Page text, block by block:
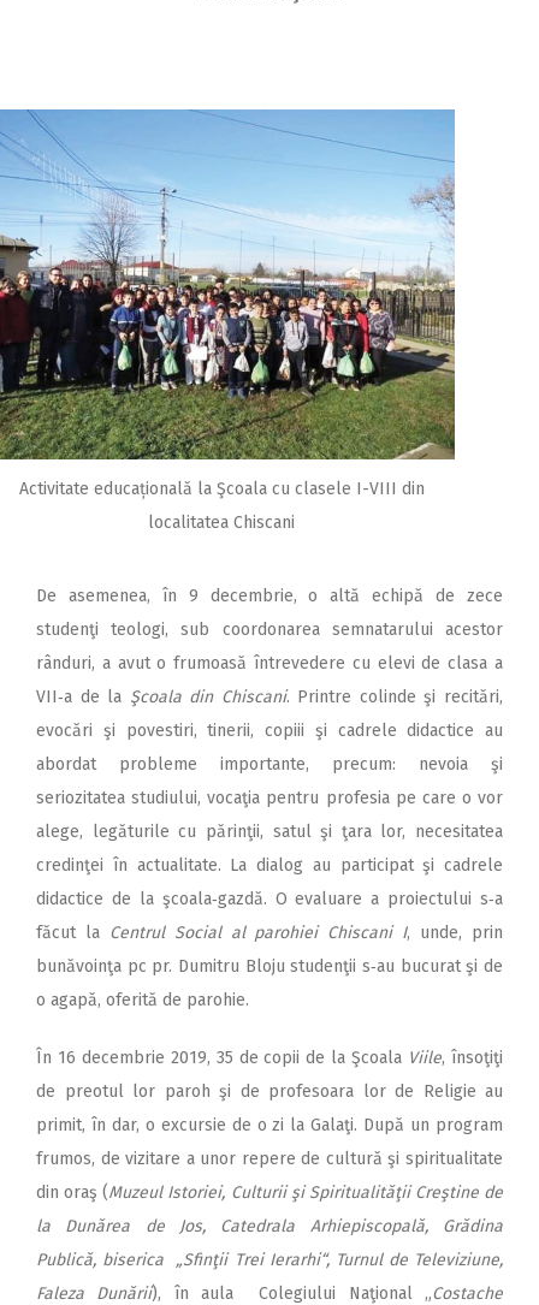
Activitate educațională la Şcoala cu clasele I-VIII din
localitatea Chiscani
De asemenea, în 9 decembrie, o altă echipă de zece
studenţi teologi, sub coordonarea semnatarului acestor
rânduri, a avut o frumoasă întrevedere cu elevi de clasa a
VII‑a de la Şcoala din Chiscani. Printre colinde şi recitări,
evocări şi povestiri, tinerii, copiii şi cadrele didactice au
abordat probleme importante, precum: nevoia şi
seriozitatea studiului, vocaţia pentru profesia pe care o vor
alege, legăturile cu părinţii, satul şi ţara lor, necesitatea
credinţei în actualitate. La dialog au participat şi cadrele
didactice de la şcoala‑gazdă. O evaluare a proiectului s‑a
făcut la Centrul Social al parohiei Chiscani I, unde, prin
bunăvoinţa pc pr. Dumitru Bloju studenţii s‑au bucurat şi de
o agapă, oferită de parohie.
În 16 decembrie 2019, 35 de copii de la Şcoala Viile, însoţiţi
de preotul lor paroh şi de profesoara lor de Religie au
primit, în dar, o excursie de o zi la Galaţi. După un program
frumos, de vizitare a unor repere de cultură şi spiritualitate
din oraş (Muzeul Istoriei, Culturii şi Spiritualităţii Creştine de
la Dunărea de Jos, Catedrala Arhiepiscopală, Grădina
Publică, biserica „Sfinţii Trei Ierarhi“, Turnul de Televiziune,
Faleza Dunării), în aula Colegiului Naţional „Costache